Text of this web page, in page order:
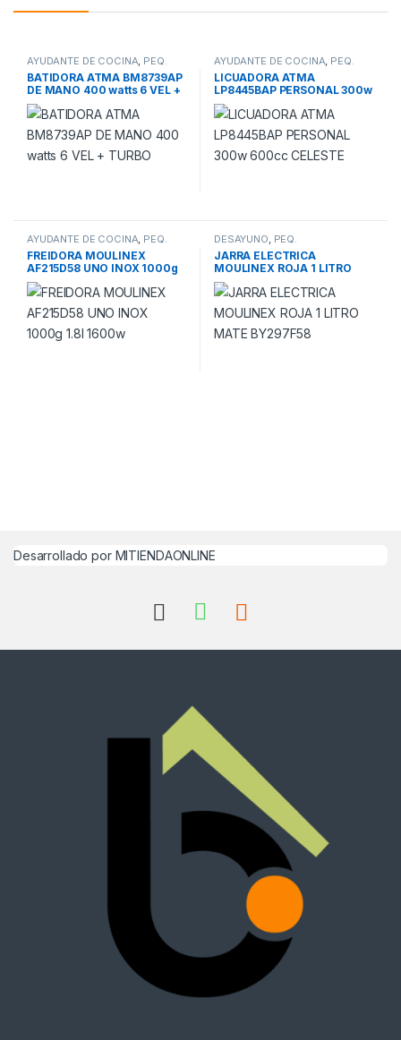
AYUDANTE DE COCINA, PEQ.
ELECTRODOM.21
BATIDORA ATMA BM8739AP
DE MANO 400 watts 6 VEL +
TURBO
AYUDANTE DE COCINA, PEQ.
ELECTRODOM.21
LICUADORA ATMA
LP8445BAP PERSONAL 300w
600cc CELESTE
AYUDANTE DE COCINA, PEQ.
ELECTRODOM.21
FREIDORA MOULINEX
AF215D58 UNO INOX 1000g
1.8l 1600w
DESAYUNO, PEQ.
ELECTRODOM.21
JARRA ELECTRICA
MOULINEX ROJA 1 LITRO
MATE BY297F58
Desarrollado por MITIENDAONLINE